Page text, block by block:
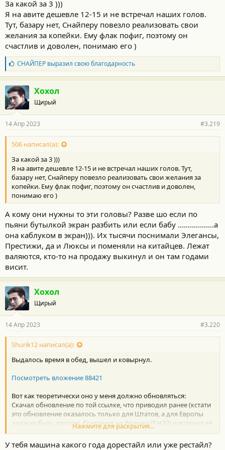
За какой за 3 )))
Я на авите дешевле 12-15 и не встречал наших голов.
Тут, базару нет, Снайперу повезло реализовать свои
желания за копейки. Ему флак пофиг, поэтому он
счастлив и доволен, понимаю его )
Б
л
а
г
о
д
а
н
о
с
и
:
СНАЙПЕРвыразил свою благодарность
Хохол
Щирый
14 Апр 2023 #3.219
506 написал(а):
За какой за 3 )))
Я на авите дешевле 12-15 и не встречал наших голов. Тут,
базару нет, Снайперу повезло реализовать свои желания за
копейки. Ему флак пофиг, поэтому он счастлив и доволен,
понимаю его )
А кому они нужны то эти головы? Разве шо если по
пьяни бутылкой экран разбить или если бабу ..................а
она каблуком в экран))). Их тысячи поснимали Элегансы,
Престижи, да и Люксы и поменяли на китайцев. Лежат
валяются, кто-то на продажу выкинул и он там годами
висит.
Хохол
Щирый
14 Апр 2023 #3.220
Shurik12 написал(а):
Выдалось время в обед, вышел и ковырнул.
Посмотреть вложение 88421
Вот как теоретически оно у меня должно обновляться:
Скачал обновление по той ссылке, что приводил ранее (кстати
это обновление оказалось только для Штатов, а для Европы
должно быть другое). Сохранил на флэшку (Fat32) и воткнул её
в машину.
Далее: Apps > Setup > General > Gracenote Database Update.
Нажмите для раскрытия...
У тебя машина какого года дорестайл или уже рестайл?